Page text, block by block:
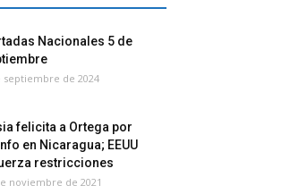
Nacionales 5 de
septiembre de 2024
felicita a Ortega por
en Nicaragua; EEUU
restricciones
noviembre de 2021